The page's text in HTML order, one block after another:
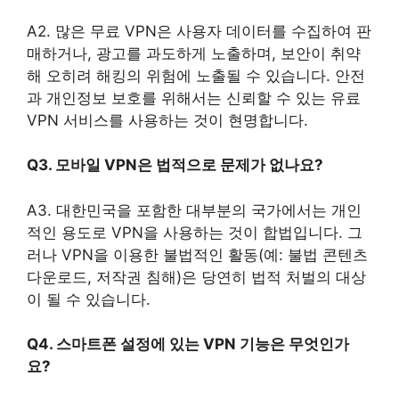
A2. 많은 무료 VPN은 사용자 데이터를 수집하여 판
매하거나, 광고를 과도하게 노출하며, 보안이 취약
해 오히려 해킹의 위험에 노출될 수 있습니다. 안전
과 개인정보 보호를 위해서는 신뢰할 수 있는 유료
VPN 서비스를 사용하는 것이 현명합니다.
Q3. 모바일 VPN은 법적으로 문제가 없나요?
A3. 대한민국을 포함한 대부분의 국가에서는 개인
적인 용도로 VPN을 사용하는 것이 합법입니다. 그
러나 VPN을 이용한 불법적인 활동(예: 불법 콘텐츠
다운로드, 저작권 침해)은 당연히 법적 처벌의 대상
이 될 수 있습니다.
Q4. 스마트폰 설정에 있는 VPN 기능은 무엇인가
요?